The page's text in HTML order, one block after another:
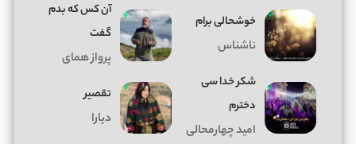
خوشحالی برام
ناشناس
آن کس که بدم
گفت
پرواز همای
شکر خدا سی
دخترم
امید چهارمحالی
تقصیر
دیارا